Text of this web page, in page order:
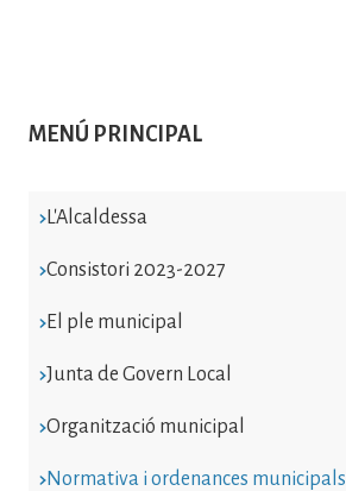
MENÚ PRINCIPAL
L'Alcaldessa
Consistori 2023-2027
El ple municipal
Junta de Govern Local
Organització municipal
Normativa i ordenances municipals